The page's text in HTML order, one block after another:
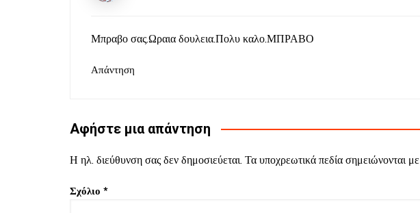
Μπραβο σας.Ωραια δουλεια.Πολυ καλο.ΜΠΡΑΒΟ
Απάντηση
Αφήστε μια απάντηση
Η ηλ. διεύθυνση σας δεν δημοσιεύεται. Τα υποχρεωτικά πεδία σημειώνονται με
Σχόλιο *